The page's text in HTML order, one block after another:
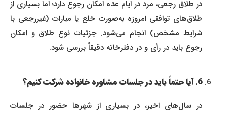
در طلاق رجعی، مرد در ایام عده امکان رجوع دارد؛ اما بسیاری از
طلاق‌های توافقی امروزه به‌صورت خلع یا مبارات (غیررجعی با
شرایط مشخص) انجام می‌شود. جزئیات نوع طلاق و امکان
رجوع باید در رأی و در دفترخانه دقیقاً بررسی شود.
6. آیا حتماً باید در جلسات مشاوره خانواده شرکت کنیم؟
در سال‌های اخیر، در بسیاری از شهرها حضور در جلسات